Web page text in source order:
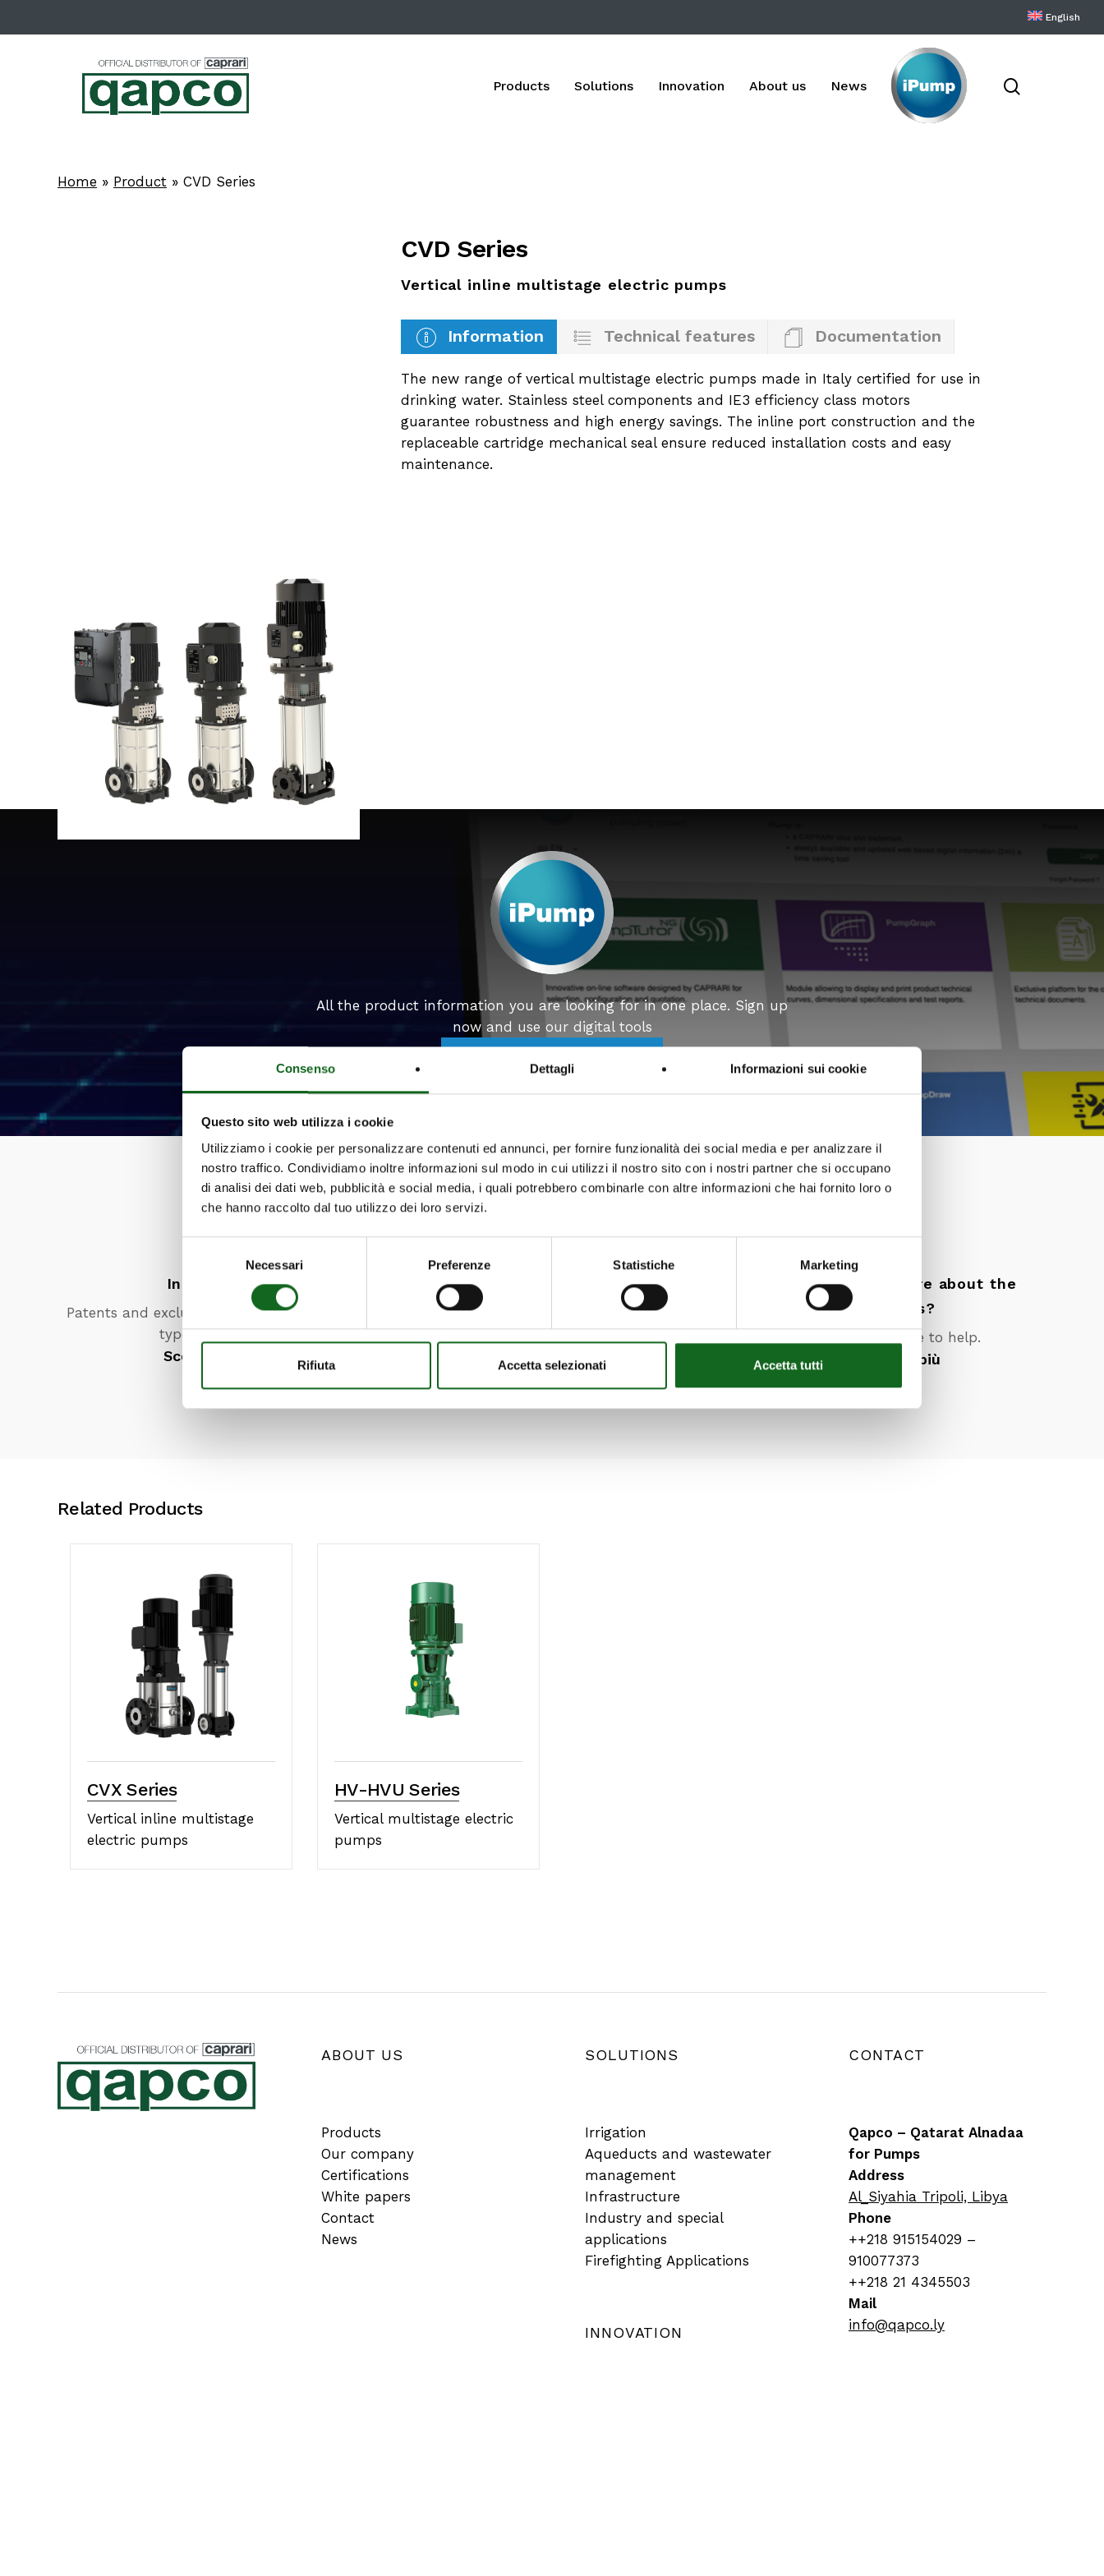
Consenso Dettagli Informazioni sui cookie
Questo sito web utilizza i cookie
Utilizziamo i cookie per personalizzare contenuti ed annunci, per fornire funzionalità dei social media e per analizzare il
nostro traffico. Condividiamo inoltre informazioni sul modo in cui utilizzi il nostro sito con i nostri partner che si occupano
di analisi dei dati web, pubblicità e social media, i quali potrebbero combinarle con altre informazioni che hai fornito loro o
che hanno raccolto dal tuo utilizzo dei loro servizi.
Necessari Preferenze Statistiche Marketing
Rifiuta Accetta selezionati Accetta tutti
to
English
Products Solutions Innovation About us News
Home » Product » CVD Series
CVD Series
Vertical inline multistage electric pumps
Information Technical features Documentation
The new range of vertical multistage electric pumps made in Italy certified for use in
drinking water. Stainless steel components and IE3 efficiency class motors
guarantee robustness and high energy savings. The inline port construction and the
replaceable cartridge mechanical seal ensure reduced installation costs and easy
maintenance.
All the product information you are looking for in one place. Sign up
now and use our digital tools
Innovation
Patents and exclusive systems to meet all
types of needs
Scopri di più
Ensuring commitment to environmental
sustainability, occupational safety and
Want to know more about the
products?
Our team is here to help.
Scopri di più
Related Products
CVX Series
Vertical inline multistage
electric pumps
HV-HVU Series
Vertical multistage electric
pumps
ABOUT US
Products
Our company
Certifications
White papers
Contact
News
SOLUTIONS
Irrigation
Aqueducts and wastewater
management
Infrastructure
Industry and special
applications
Firefighting Applications
INNOVATION
CONTACT
Qapco – Qatarat Alnadaa
for Pumps
Address
Al_Siyahia Tripoli, Libya
Phone
++218 915154029 –
910077373
++218 21 4345503
Mail
info@qapco.ly